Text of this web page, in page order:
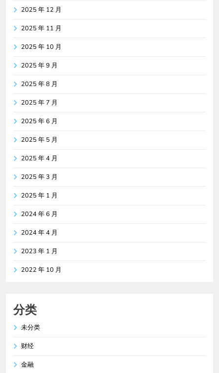
2025 年 12 月
2025 年 11 月
2025 年 10 月
2025 年 9 月
2025 年 8 月
2025 年 7 月
2025 年 6 月
2025 年 5 月
2025 年 4 月
2025 年 3 月
2025 年 1 月
2024 年 6 月
2024 年 4 月
2023 年 1 月
2022 年 10 月
分类
未分类
财经
金融